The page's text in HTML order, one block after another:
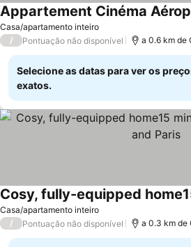
Casa/apartamento inteiro
/ Pontuação não disponível a 0.6 km de
Selecione as datas para ver os
exatos.
Casa/apartamento inteiro
/ Pontuação não disponível a 0.3 km de